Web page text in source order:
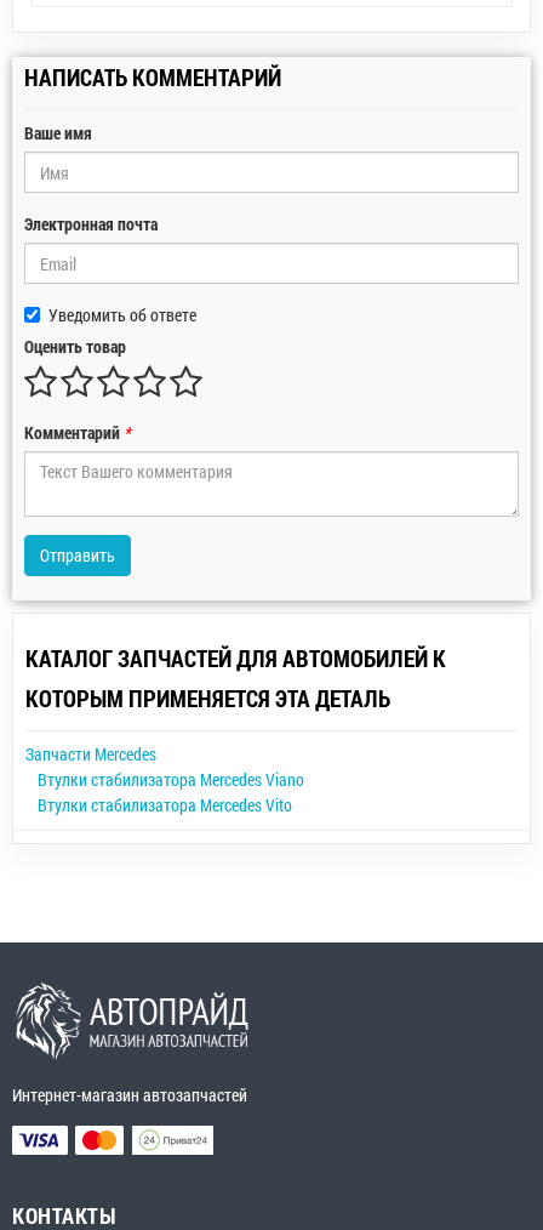
НАПИСАТЬ КОММЕНТАРИЙ
Ваше имя
Электронная почта
Уведомить об ответе
Оценить товар
Комментарий *
Отправить
КАТАЛОГ ЗАПЧАСТЕЙ ДЛЯ АВТОМОБИЛЕЙ К
КОТОРЫМ ПРИМЕНЯЕТСЯ ЭТА ДЕТАЛЬ
Запчасти Mercedes
Втулки стабилизатора Mercedes Viano
Втулки стабилизатора Mercedes Vito
Интернет-магазин автозапчастей
КОНТАКТЫ